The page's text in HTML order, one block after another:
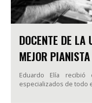
DOCENTE DE LA
MEJOR
Eduardo Elía recibió
especializados de todo